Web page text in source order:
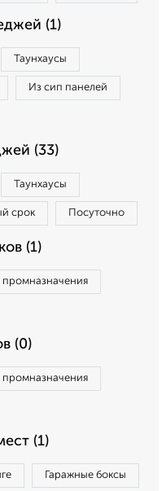
(1)
Таунхаусы
Из сип панелей
(33)
Таунхаусы
срок Посуточно
(1)
промназначения
(0)
промназначения
(1)
Гаражные боксы